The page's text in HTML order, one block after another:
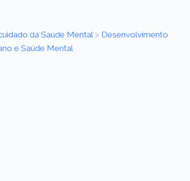
da Saúde Mental > Desenvolvimento
e Saúde Mental